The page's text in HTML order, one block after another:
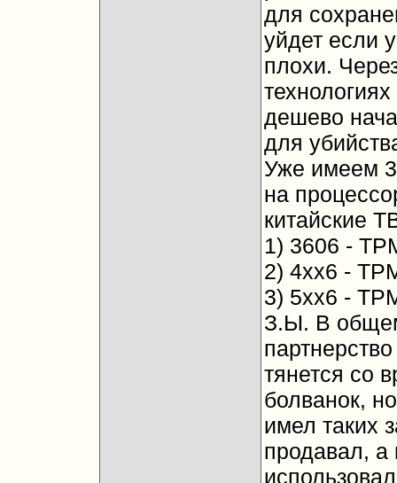
для
уйдет если
плохи.
дешево
для
Уже имеем
на
китайские
1) 3606 -
2) 4хх6 -
3) 5хх6 -
З.Ы. В
тянется со
болванок,
имел таких
продавал, а